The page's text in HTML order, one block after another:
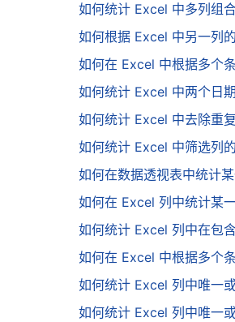
如何统计 Excel 中多列组
如何根据 Excel 中另一列
如何在 Excel 中根据多个
如何统计 Excel 中两个日
如何统计 Excel 中去除重
如何统计 Excel 中筛选列
如何在数据透视表中统计
如何在 Excel 列中统计某
如何统计 Excel 列中在包
如何在 Excel 中根据多个
如何统计 Excel 列中唯一
如何统计 Excel 列中唯一